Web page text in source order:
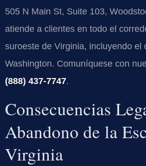
505 N Main St, Suite 103,
atiende a clientes en todo el
suroeste de Virginia, incluyendo el
Washington. Comuníquese con
(888) 437-7747.
Consecuencias
Abandono de la
Virginia